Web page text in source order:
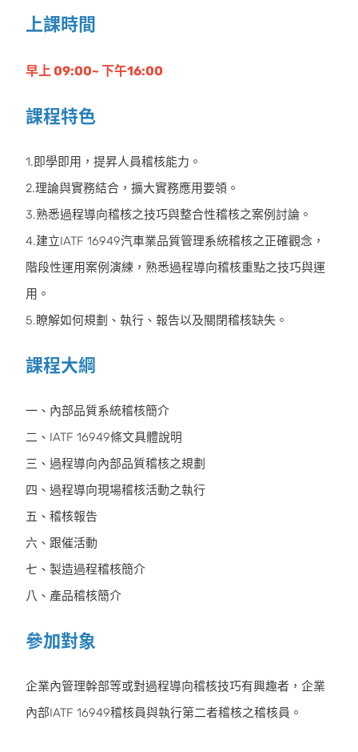
上課時間
早上 09:00~ 下午16:00
課程特色
1.即學即用，提昇人員稽核能力。
2.理論與實務結合，擴大實務應用要領。
3.熟悉過程導向稽核之技巧與整合性稽核之案例討論。
4.建立IATF 16949汽車業品質管理系統稽核之正確觀念，
階段性運用案例演練，熟悉過程導向稽核重點之技巧與運
用。
5.瞭解如何規劃、執行、報告以及關閉稽核缺失。
課程大綱
一、內部品質系統稽核簡介
二、IATF 16949條文具體說明
三、過程導向內部品質稽核之規劃
四、過程導向現場稽核活動之執行
五、稽核報告
六、跟催活動
七、製造過程稽核簡介
八、產品稽核簡介
參加對象
企業內管理幹部等或對過程導向稽核技巧有興趣者，企業
內部IATF 16949稽核員與執行第二者稽核之稽核員。